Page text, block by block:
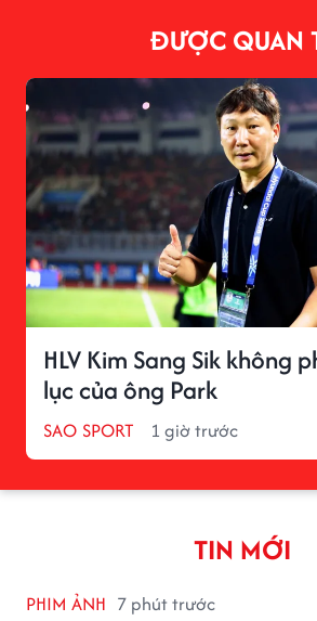
ĐƯỢC QUAN
HLV Kim Sang Sik không
lục của ông Park
SAO SPORT 1 giờ trước
TIN MỚI
PHIM ẢNH 7 phút trước